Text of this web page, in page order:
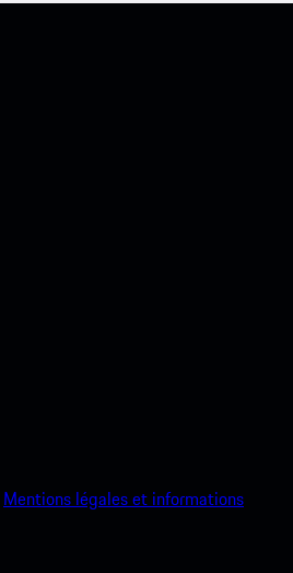
Mentions légales et informations